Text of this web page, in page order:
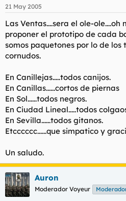
21 May 2005
Las Ventas....sera el ole-
proponer el prototipo de cada
somos paquetones por lo de los
cornudos.
En Canillejas.....todos canijos.
En Canillas......cortos de piernas
En Sol......todos negros.
En Ciudad Lineal.....todos
En Sevilla......todos gitanos.
Etcccccc......que simpatico y
Un saludo.
Auron
Moderador Voyeur